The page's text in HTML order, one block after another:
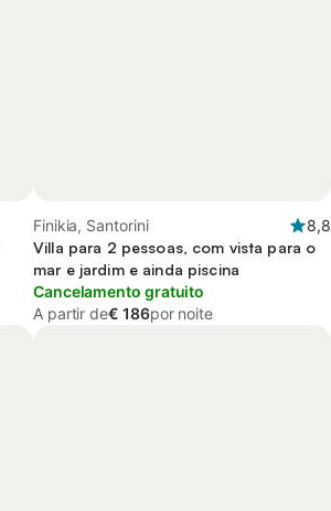
Finikia, Santorini
8,8
Villa para 2 pessoas, com vista para o
mar e jardim e ainda piscina
Cancelamento gratuito
A partir de€ 186por noite